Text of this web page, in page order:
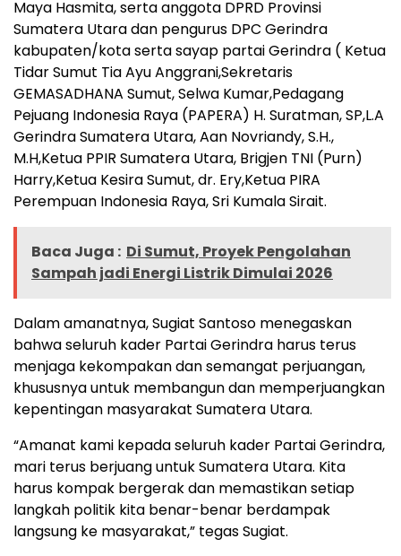
Maya Hasmita, serta anggota DPRD Provinsi
Sumatera Utara dan pengurus DPC Gerindra
kabupaten/kota serta sayap partai Gerindra ( Ketua
Tidar Sumut Tia Ayu Anggrani,Sekretaris
GEMASADHANA Sumut, Selwa Kumar,Pedagang
Pejuang Indonesia Raya (PAPERA) H. Suratman, SP,L.A
Gerindra Sumatera Utara, Aan Novriandy, S.H.,
M.H,Ketua PPIR Sumatera Utara, Brigjen TNI (Purn)
Harry,Ketua Kesira Sumut, dr. Ery,Ketua PIRA
Perempuan Indonesia Raya, Sri Kumala Sirait.
Baca Juga : Di Sumut, Proyek Pengolahan
Sampah jadi Energi Listrik Dimulai 2026
Dalam amanatnya, Sugiat Santoso menegaskan
bahwa seluruh kader Partai Gerindra harus terus
menjaga kekompakan dan semangat perjuangan,
khususnya untuk membangun dan memperjuangkan
kepentingan masyarakat Sumatera Utara.
“Amanat kami kepada seluruh kader Partai Gerindra,
mari terus berjuang untuk Sumatera Utara. Kita
harus kompak bergerak dan memastikan setiap
langkah politik kita benar-benar berdampak
langsung ke masyarakat,” tegas Sugiat.